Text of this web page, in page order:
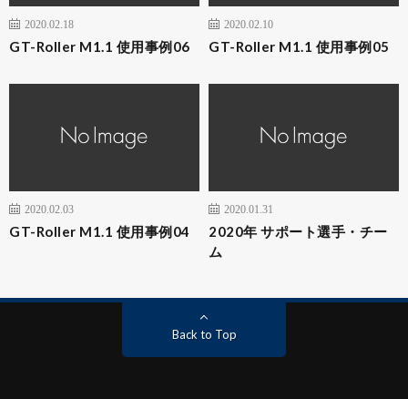
2020.02.18
GT-Roller M1.1 使用事例06
2020.02.10
GT-Roller M1.1 使用事例05
2020.02.03
GT-Roller M1.1 使用事例04
2020.01.31
2020年 サポート選手・チー
ム
Back to Top